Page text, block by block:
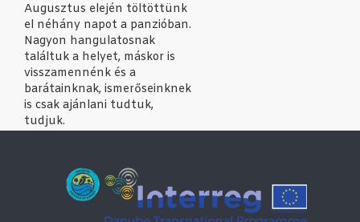
Augusztus elején töltöttünk
el néhány napot a panzióban.
Nagyon hangulatosnak
találtuk a helyet, máskor is
visszamennénk és a
barátainknak, ismerőseinknek
is csak ajánlani tudtuk,
tudjuk.